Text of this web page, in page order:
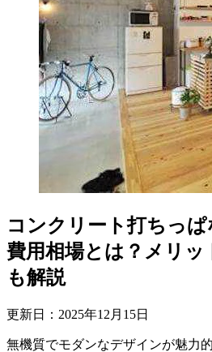
コンクリート打ちっ
費用相場とは？メリッ
も解説
更新日： 2025年12 月 15日
無機質でモダンなデザインが魅力